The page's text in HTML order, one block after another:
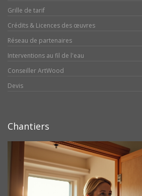
Grille de tarif
Crédits & Licences des œuvres
Réseau de partenaires
Interventions au fil de l'eau
Conseiller ArtWood
Devis
Chantiers